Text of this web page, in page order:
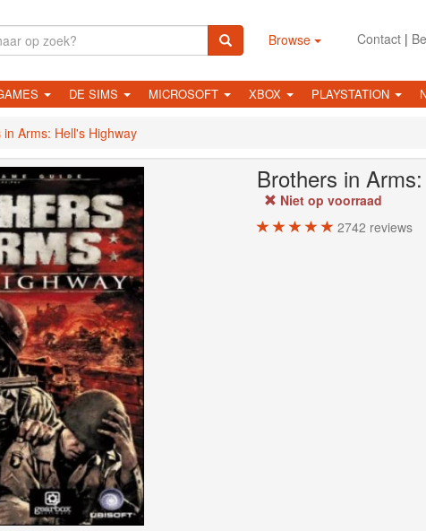
Browse Contact|
DE SIMS MICROSOFT XBOX PLAYSTATION
in Arms: Hell's Highway
Brothers in
Niet op voorraad
2742 reviews